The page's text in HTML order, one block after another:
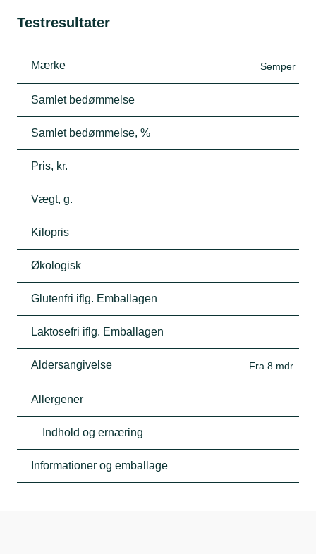
Testresultater
Mærke Semper
Samlet bedømmelse
Samlet bedømmelse, %
Pris, kr.
Vægt, g.
Kilopris
Økologisk
Glutenfri iflg. Emballagen
Laktosefri iflg. Emballagen
Aldersangivelse Fra 8 mdr.
Allergener
Indhold og ernæring
Informationer og emballage